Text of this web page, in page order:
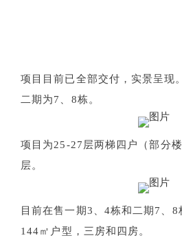
项目目前已全部交付，实景呈现
二期为7、8栋。
项目为25-27层两梯四户（部分
层。
目前在售一期3、4栋和二期7、
144㎡户型，三房和四房。